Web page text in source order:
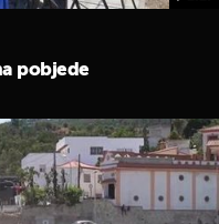
pobjede